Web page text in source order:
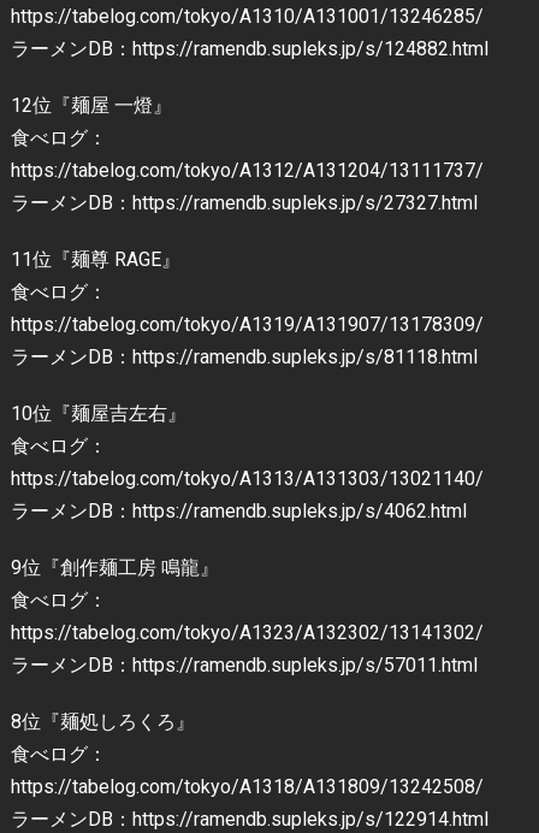
https://tabelog.com/tokyo/A1310/A131001/13246285/
ラーメンDB：https://ramendb.supleks.jp/s/124882.html
12位『麺屋 一燈』
食べログ：
https://tabelog.com/tokyo/A1312/A131204/13111737/
ラーメンDB：https://ramendb.supleks.jp/s/27327.html
11位『麺尊 RAGE』
食べログ：
https://tabelog.com/tokyo/A1319/A131907/13178309/
ラーメンDB：https://ramendb.supleks.jp/s/81118.html
10位『麺屋吉左右』
食べログ：
https://tabelog.com/tokyo/A1313/A131303/13021140/
ラーメンDB：https://ramendb.supleks.jp/s/4062.html
9位『創作麺工房 鳴龍』
食べログ：
https://tabelog.com/tokyo/A1323/A132302/13141302/
ラーメンDB：https://ramendb.supleks.jp/s/57011.html
8位『麺処しろくろ』
食べログ：
https://tabelog.com/tokyo/A1318/A131809/13242508/
ラーメンDB：https://ramendb.supleks.jp/s/122914.html